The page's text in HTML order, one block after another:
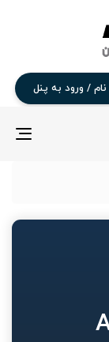
نام / ورود به پنل